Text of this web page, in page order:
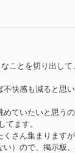
ことを切り出し
快感も減ると思
めていたいと思う
てます。
さん集まります
）ので、掲示板